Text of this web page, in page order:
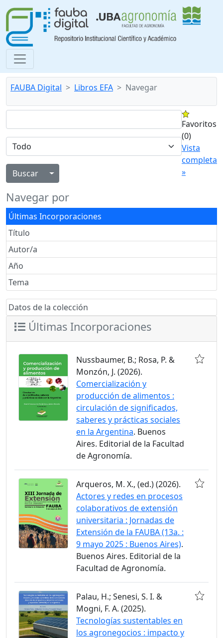
FAUBA Digital Libros EFA Navegar
Alternar menú desplegable
Favoritos
(0)
Vista
completa
»
Navegar por
Últimas Incorporaciones
Título
Autor/a
Año
Tema
Datos de la colección
Últimas Incorporaciones
Nussbaumer, B.; Rosa, P. &
Monzón, J. (2026).
Comercialización y
producción de alimentos :
circulación de significados,
saberes y prácticas sociales
en la Argentina. Buenos
Aires. Editorial de la Facultad
de Agronomía.
Arqueros, M. X., (ed.) (2026).
Actores y redes en procesos
colaborativos de extensión
universitaria : Jornadas de
Extensión de la FAUBA (13a. :
9 mayo 2025 : Buenos Aires).
Buenos Aires. Editorial de la
Facultad de Agronomía.
Palau, H.; Senesi, S. I. &
Mogni, F. A. (2025).
Tecnologías sustentables en
los agronegocios : impacto y